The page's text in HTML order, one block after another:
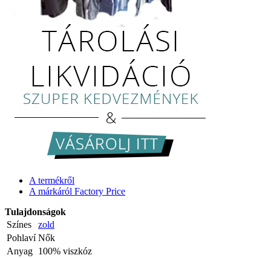
A termékről
A márkáról Factory Price
Tulajdonságok
Színes
zold
Pohlaví Nők
Anyag 100% viszkóz